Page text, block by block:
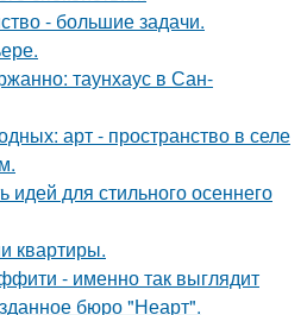
- большие задачи.
таунхаус в Сан-
арт - пространство в селе
идей для стильного осеннего
квартиры.
- именно так выглядит
бюро "Неарт".